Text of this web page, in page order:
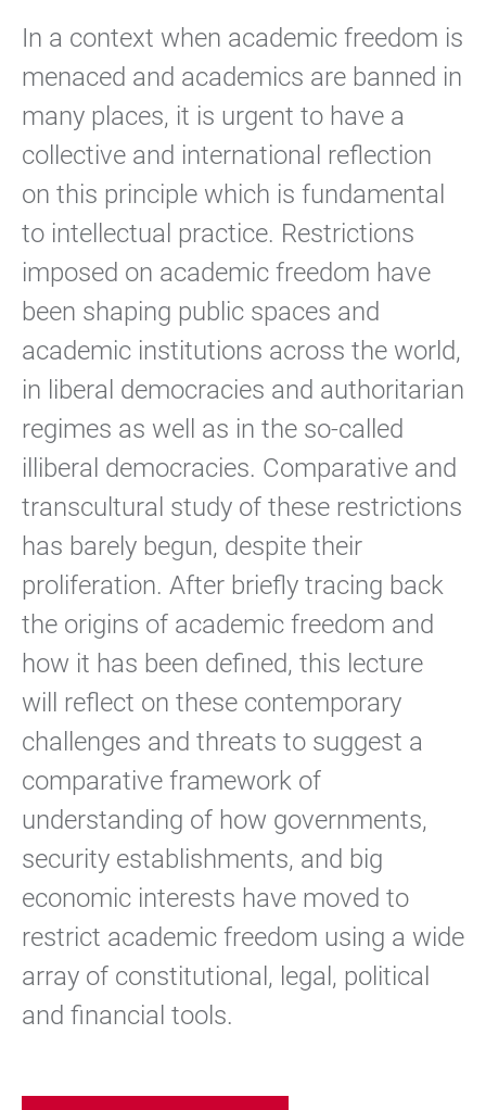
In a context when academic freedom is
menaced and academics are banned in
many places, it is urgent to have a
collective and international reflection
on this principle which is fundamental
to intellectual practice. Restrictions
imposed on academic freedom have
been shaping public spaces and
academic institutions across the world,
in liberal democracies and authoritarian
regimes as well as in the so-called
illiberal democracies. Comparative and
transcultural study of these restrictions
has barely begun, despite their
proliferation. After briefly tracing back
the origins of academic freedom and
how it has been defined, this lecture
will reflect on these contemporary
challenges and threats to suggest a
comparative framework of
understanding of how governments,
security establishments, and big
economic interests have moved to
restrict academic freedom using a wide
array of constitutional, legal, political
and financial tools.